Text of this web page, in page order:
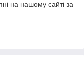
на нашому сайті за